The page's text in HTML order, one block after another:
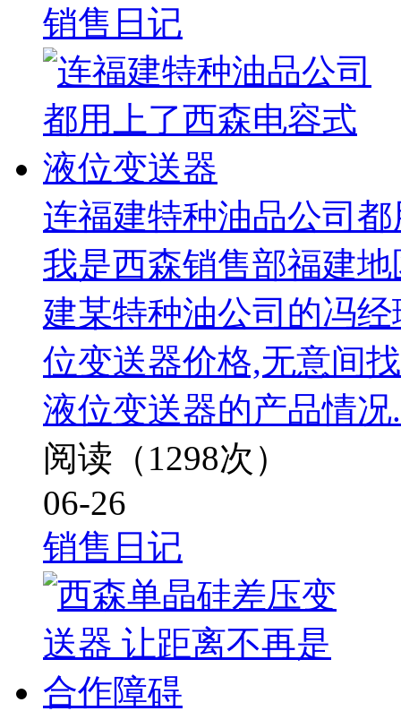
销售日记
连福建特种油品公司
我是西森销售部福建
建某特种油公司的冯
位变送器价格,无意间
液位变送器的产品情况.
阅读（1298次）
06-26
销售日记